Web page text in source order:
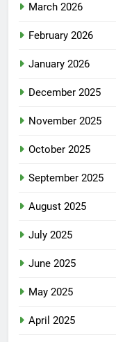
March 2026
February 2026
January 2026
December 2025
November 2025
October 2025
September 2025
August 2025
July 2025
June 2025
May 2025
April 2025